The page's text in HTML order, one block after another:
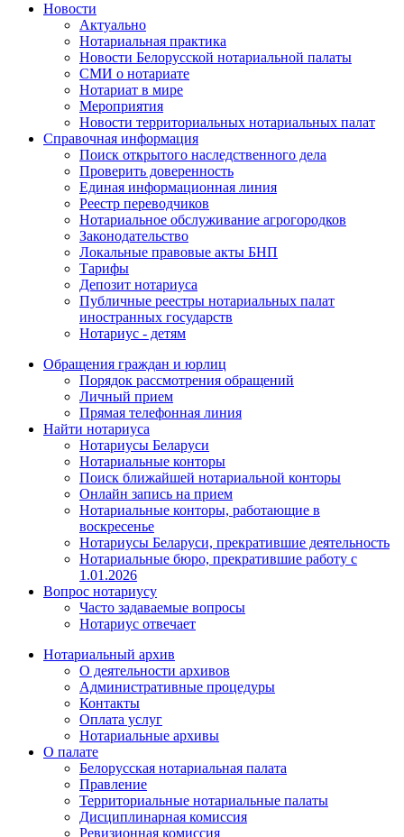
Новости
Актуально
Нотариальная практика
Новости Белорусской нотариальной палаты
СМИ о нотариате
Нотариат в мире
Мероприятия
Новости территориальных нотариальных палат
Справочная информация
Поиск открытого наследственного дела
Проверить доверенность
Единая информационная линия
Реестр переводчиков
Нотариальное обслуживание агрогородков
Законодательство
Локальные правовые акты БНП
Тарифы
Депозит нотариуса
Публичные реестры нотариальных палат
иностранных государств
Нотариус - детям
Обращения граждан и юрлиц
Порядок рассмотрения обращений
Личный прием
Прямая телефонная линия
Найти нотариуса
Нотариусы Беларуси
Нотариальные конторы
Поиск ближайшей нотариальной конторы
Онлайн запись на прием
Нотариальные конторы, работающие в
воскресенье
Нотариусы Беларуси, прекратившие деятельность
Нотариальные бюро, прекратившие работу с
1.01.2026
Вопрос нотариусу
Часто задаваемые вопросы
Нотариус отвечает
Нотариальный архив
О деятельности архивов
Административные процедуры
Контакты
Оплата услуг
Нотариальные архивы
О палате
Белорусская нотариальная палата
Правление
Территориальные нотариальные палаты
Дисциплинарная комиссия
Ревизионная комиссия